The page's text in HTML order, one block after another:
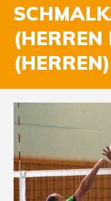
(HERREN)